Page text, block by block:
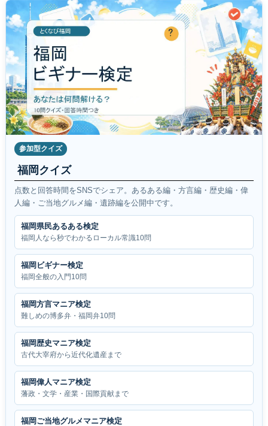
参加型クイズ
福岡クイズ
点数と回答時間をSNSでシェア。あるある編・方言編・歴史編・偉
人編・ご当地グルメ編・遺跡編を公開中です。
福岡県民あるある検定
福岡人なら秒でわかるローカル常識10問
福岡ビギナー検定
福岡全般の入門10問
福岡方言マニア検定
難しめの博多弁・福岡弁10問
福岡歴史マニア検定
古代大宰府から近代化遺産まで
福岡偉人マニア検定
藩政・文学・産業・国際貢献まで
福岡ご当地グルメマニア検定